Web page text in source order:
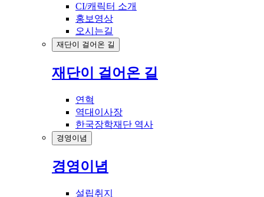
CI/캐릭터 소개
홍보영상
오시는길
재단이 걸어온 길
재단이 걸어온 길
연혁
역대이사장
한국장학재단 역사
경영이념
경영이념
설립취지